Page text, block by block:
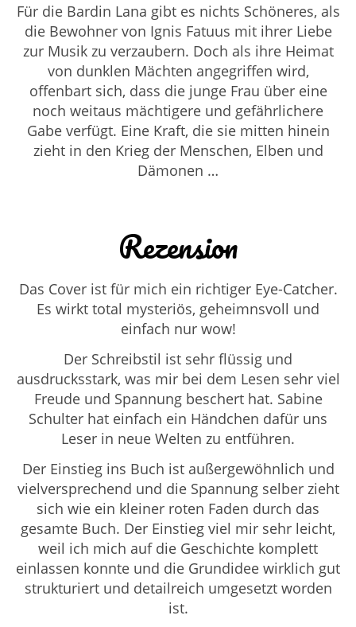
Für die Bardin Lana gibt es nichts Schöneres, als
die Bewohner von Ignis Fatuus mit ihrer Liebe
zur Musik zu verzaubern. Doch als ihre Heimat
von dunklen Mächten angegriffen wird,
offenbart sich, dass die junge Frau über eine
noch weitaus mächtigere und gefährlichere
Gabe verfügt. Eine Kraft, die sie mitten hinein
zieht in den Krieg der Menschen, Elben und
Dämonen …
Rezension
Das Cover ist für mich ein richtiger Eye-Catcher.
Es wirkt total mysteriös, geheimnsvoll und
einfach nur wow!
Der Schreibstil ist sehr flüssig und
ausdrucksstark, was mir bei dem Lesen sehr viel
Freude und Spannung beschert hat. Sabine
Schulter hat einfach ein Händchen dafür uns
Leser in neue Welten zu entführen.
Der Einstieg ins Buch ist außergewöhnlich und
vielversprechend und die Spannung selber zieht
sich wie ein kleiner roten Faden durch das
gesamte Buch. Der Einstieg viel mir sehr leicht,
weil ich mich auf die Geschichte komplett
einlassen konnte und die Grundidee wirklich gut
strukturiert und detailreich umgesetzt worden
ist.